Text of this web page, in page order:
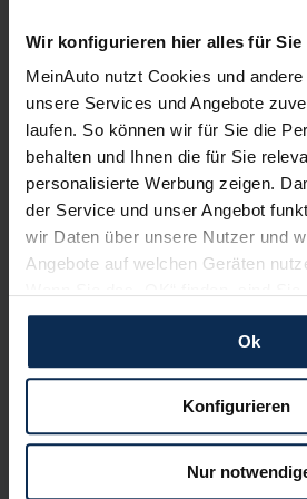
Wir konfigurieren hier alles für Sie
MeinAuto nutzt Cookies und
unsere Services und Angebote
laufen. So können wir für Sie die
behalten und Ihnen die für Sie
personalisierte Werbung zeigen.
der Service und unser Angebot
wir Daten über unsere Nutzer und
Angebote auf welchen Geräten
und erlauben uns Cookies für
verwenden und diese Daten an
etwa an unsere Marketingpartner.
zustimmen möchten, beschränken
dann nicht auf Sie zuschneiden
perfekt auf dem Weg zu Ihrem
Ok
Konfigurieren
Nur
KIA ProCeed
Kombi
Verkauf startet in Kürze
Unser Service
kostenfrei
Wir sind stolz auf eine hohe
Kundenzufriedenheit!
dadurch ihr Wunschauto zum Top-
bewerten unsere Arbeit positiv.